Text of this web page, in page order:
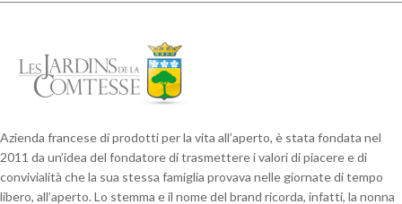
Azienda francese di prodotti per la vita all’aperto, è stata fondata nel
2011 da un’idea del fondatore di trasmettere i valori di piacere e di
convivialità che la sua stessa famiglia provava nelle giornate di tempo
libero, all’aperto. Lo stemma e il nome del brand ricorda, infatti, la nonna